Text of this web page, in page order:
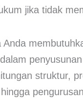
jika tidak
Anda
struktur,